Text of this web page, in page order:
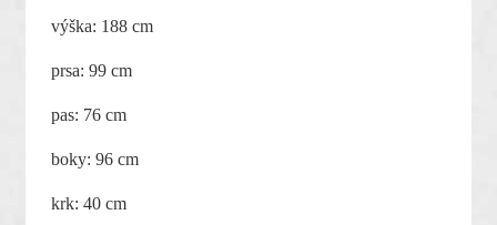
výška: 188 cm
prsa: 99 cm
pas: 76 cm
boky: 96 cm
krk: 40 cm